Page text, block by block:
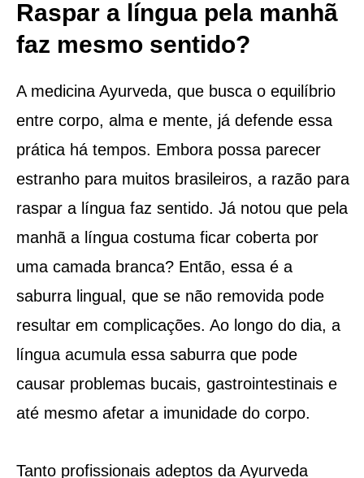
Raspar a língua pela manhã
faz mesmo sentido?
A medicina Ayurveda, que busca o equilíbrio
entre corpo, alma e mente, já defende essa
prática há tempos. Embora possa parecer
estranho para muitos brasileiros, a razão para
raspar a língua faz sentido. Já notou que pela
manhã a língua costuma ficar coberta por
uma camada branca? Então, essa é a
saburra lingual, que se não removida pode
resultar em complicações. Ao longo do dia, a
língua acumula essa saburra que pode
causar problemas bucais, gastrointestinais e
até mesmo afetar a imunidade do corpo.
Tanto profissionais adeptos da Ayurveda